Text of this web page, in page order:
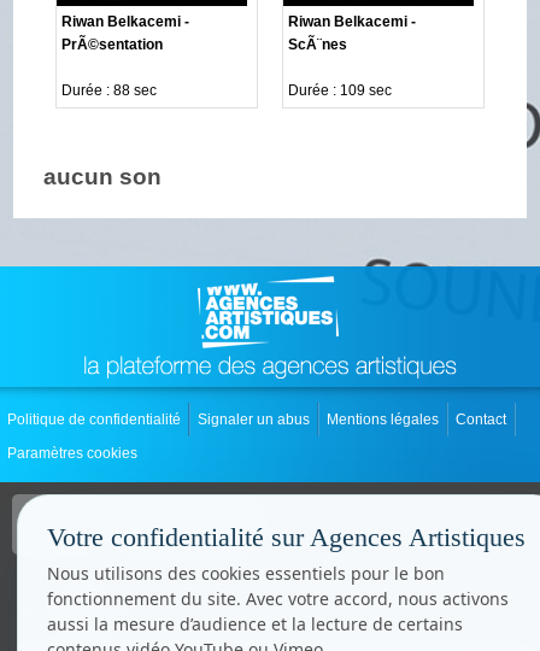
Riwan Belkacemi -
PrÃ©sentation
Durée : 88 sec
Riwan Belkacemi -
ScÃ¨nes
Durée : 109 sec
aucun son
Politique de confidentialité Signaler un abus Mentions légales
Contact
Paramètres cookies
www.cccom.fr
Votre confidentialité sur Agences Artistiques
Nous utilisons des cookies essentiels pour le bon
fonctionnement du site. Avec votre accord, nous activons
aussi la mesure d’audience et la lecture de certains